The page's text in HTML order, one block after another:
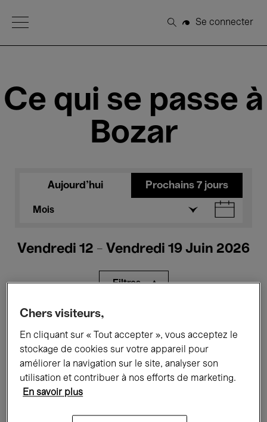
Open Menu
Rechercher
Se connecter
Ce qui se passe à
Bozar
Aujourd'hui Prochains 7 jours
Mois
Vendredi 12 - Vendredi 19 Juin 2026
Filtres
Expositions Films Performances
Rencontres & Débats Jazz
Chers visiteurs,
En cliquant sur « Tout accepter », vous acceptez le
stockage de cookies sur votre appareil pour
améliorer la navigation sur le site, analyser son
utilisation et contribuer à nos efforts de marketing.
En savoir plus